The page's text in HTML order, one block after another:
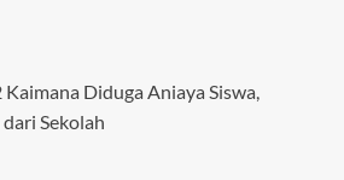
Diduga Aniaya Siswa,
Sekolah